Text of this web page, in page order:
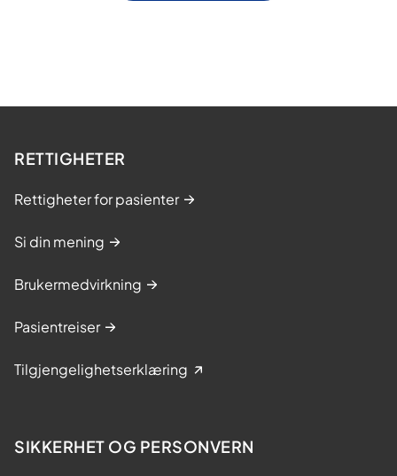
RETTIGHETER
Rettigheter for pasienter
Si din mening
Brukermedvirkning
Pasientreiser
Tilgjengelighetserklæring
SIKKERHET OG PERSONVERN